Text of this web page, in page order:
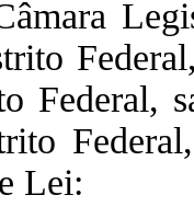
Federal,
Lei: